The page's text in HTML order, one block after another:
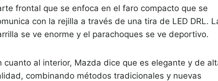
frontal que se enfoca en el faro compacto que se
con la rejilla a través de una tira de LED DRL.
se ve enorme y el parachoques se ve deportivo.
cuanto al interior, Mazda dice que es elegante y de
combinando métodos tradicionales y nuevas